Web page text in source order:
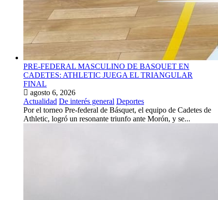
PRE-FEDERAL MASCULINO DE BASQUET EN
CADETES: ATHLETIC JUEGA EL TRIANGULAR
FINAL
agosto 6, 2026
Actualidad De interés general Deportes
Por el torneo Pre-federal de Básquet, el equipo de Cadetes de
Athletic, logró un resonante triunfo ante Morón, y se...